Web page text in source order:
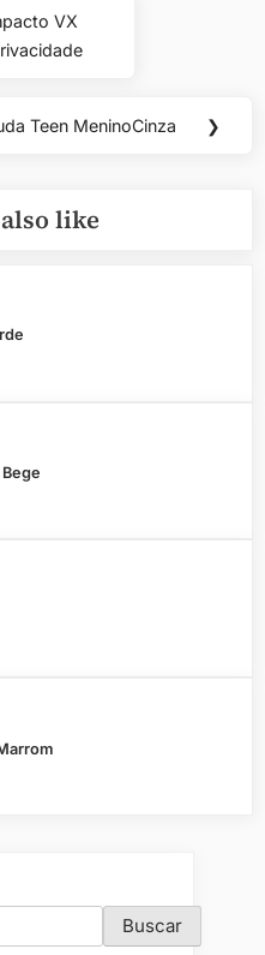
VX
Teen MeninoCinza ❯
like
Buscar